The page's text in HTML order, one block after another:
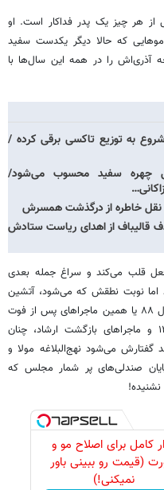
از هر چیز یک پدر فداکار است. او
تقریبا ۷۰ ساله، با موهایی که حالا دیگر یکدست سفید
آذری‌اش را در همه این‌ سال‌ها با
به توزیع تاکسی برقی کرده /
چهره سفید محسوب می‌شود/
نقل خاطره از درگذشت همسرش
«علی نیکزاد» /۲ هدف قالیباف از اهدای ریاست ستادش
قلب می‌کند و سراغ جمله بعدی
اما نوبت نطقش که می‌شود، آتشین
خطابه می‌گوید. طوری که گاه چون خطابه سال ۸۸ یا همین ماجراهای پس از فوت
مهسا یا اصلا همین بار آخر در اواخر ۱۴۰۲ و ماجراهای بازگشت ارشاد، چنان
می‌شود نهج‌البلاغه مولا و
صندلی‌های پر شمار مجلس که
کامل برای اصلاح مو و
(قیمت رو ببینی باور
نمیکنی!)